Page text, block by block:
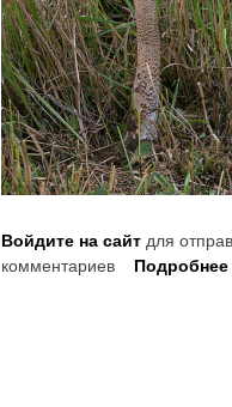
Войдите на сайт для
комментариев
Подробнее